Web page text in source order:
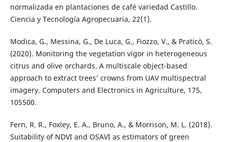
normalizada en plantaciones de café variedad Castillo.
Ciencia y Tecnología Agropecuaria, 22(1).
Modica, G., Messina, G., De Luca, G., Fiozzo, V., & Praticò, S.
(2020). Monitoring the vegetation vigor in heterogeneous
citrus and olive orchards. A multiscale object-based
approach to extract trees’ crowns from UAV multispectral
imagery. Computers and Electronics in Agriculture, 175,
105500.
Fern, R. R., Foxley, E. A., Bruno, A., & Morrison, M. L. (2018).
Suitability of NDVI and OSAVI as estimators of green